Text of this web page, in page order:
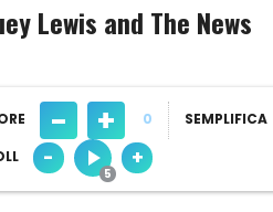
Lewis and The News
- + 0 SEMPLIFICA
- +